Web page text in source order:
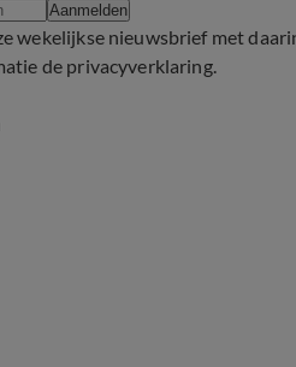
Aanmelden
wekelijkse nieuwsbrief met
de privacyverklaring.